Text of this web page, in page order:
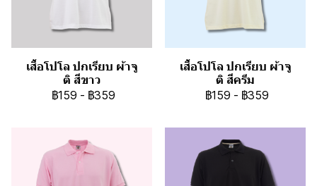
เสื้อโปโล ปกเรียบ ผ้าจู
ติ สีขาว
฿159 - ฿359
เสื้อโปโล ปกเรียบ ผ้าจู
ติ สีครีม
฿159 - ฿359